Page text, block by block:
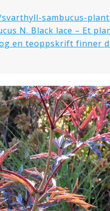
sambucus-
N. Black lace – Et
en teoppskrift finner